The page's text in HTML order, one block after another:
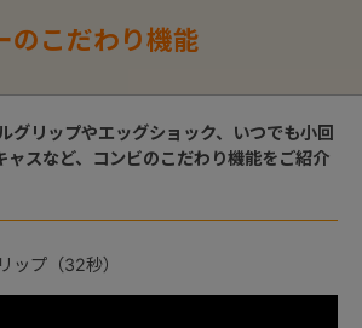
のこだわり機能
グリップやエッグショック、いつでも小回
ャスなど、コンビのこだわり機能をご紹介
ップ（32秒）